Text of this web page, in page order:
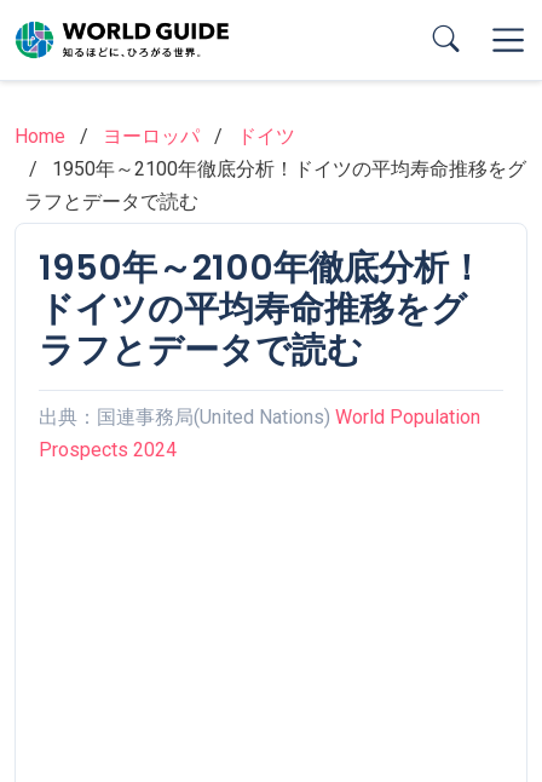
to
main
Home
ヨーロッパ
ドイツ
1950年～2100年徹底分析！ドイツの平均寿命推移をグ
ラフとデータで読む
1950年～2100年徹底分析！
ドイツの平均寿命推移をグ
ラフとデータで読む
出典：国連事務局(United Nations)World Population
Prospects 2024